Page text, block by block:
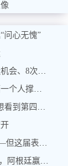
心无愧”
梅西三项数据冠绝世界杯：24次过人、25次创造机会、8次重大机会
特里怎么看决赛？西班牙真能压住阿根廷，梅西一个人撑起进攻？
第12人！阿根廷球迷歌声震得球场发抖，高唱“想看到第四颗星闪耀”
C罗的最后一届世界杯，像41岁的人硬扛时间——但这届表现真谈不上理想
TA盘点世界杯十大争议：C罗巴洛贡“免死金牌”，阿根廷赢球也惹议